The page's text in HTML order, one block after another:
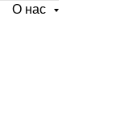
О нас